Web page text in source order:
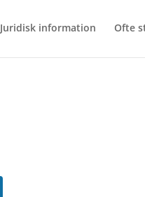
Juridisk information Ofte